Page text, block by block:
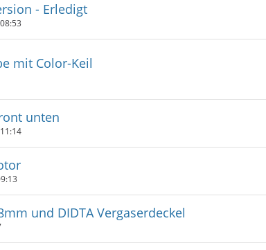
- Erledigt
mit Color-Keil
unten
und DIDTA Vergaserdeckel